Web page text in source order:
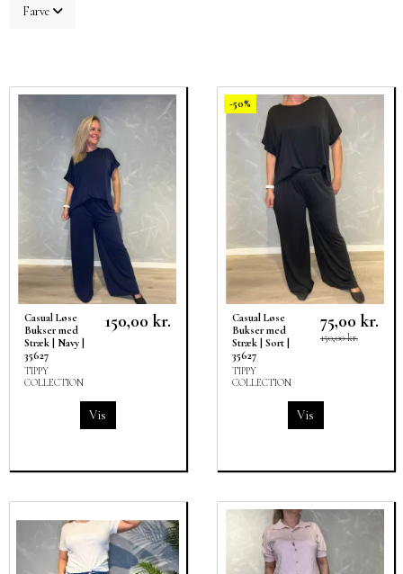
Farve
Casual Løse
Bukser med
Stræk | Navy |
35627
TIPPY
COLLECTION
150,00 kr.
Vis
-50%
Casual Løse
Bukser med
Stræk | Sort |
35627
TIPPY
COLLECTION
75,00 kr.
150,00 kr.
Vis